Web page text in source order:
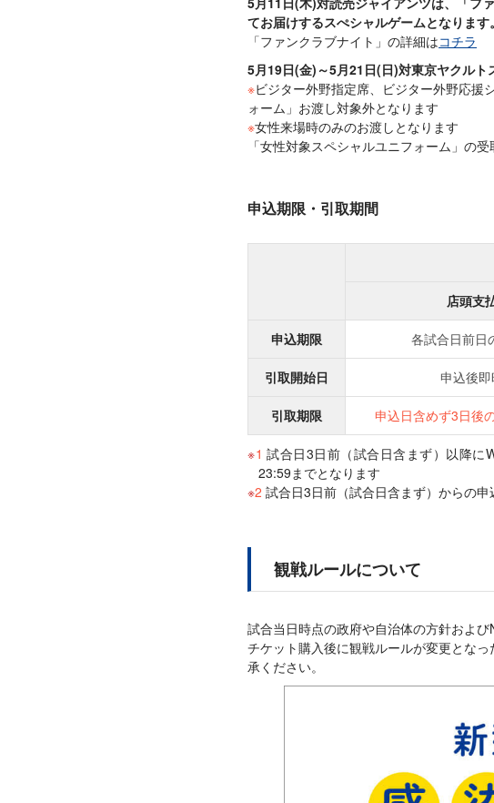
てお届けするスぺシャルゲームとなります。
「ファンクラブナイト」の詳細はコチラ
5月19日(金)～5月21日(日)対東京ヤクルト
※ビジター外野指定席、ビジター外野応援
ォーム」お渡し対象外となります
※女性来場時のみのお渡しとなります
「女性対象スペシャルユニフォーム」の
申込期限・引取期間
店頭支
申込期限 各試合日前日
引取開始日 申込後即
引取期限 申込日含めず3日後
1 試合日3日前（試合日含まず）以降に
23:59までとなります
2 試合日3日前（試合日含まず）からの
観戦ルールについて
試合当日時点の政府や自治体の方針およ
チケット購入後に観戦ルールが変更とな
承ください。